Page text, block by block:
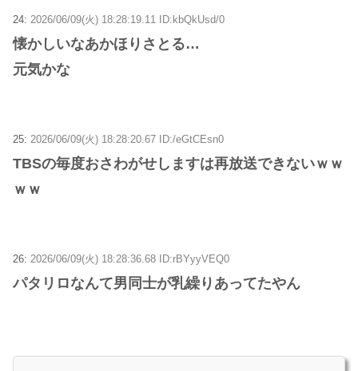
24: 2026/06/09(火) 18:28:19.11 ID:kbQkUsd/0
懐かしいなあかほりさとる…
元気かな
25: 2026/06/09(火) 18:28:20.67 ID:/eGtCEsn0
TBSの毎度おさわがせしますは再放送できないｗｗ
ｗｗ
26: 2026/06/09(火) 18:28:36.68 ID:rBYyyVEQ0
パタリロなんて男同士が乳繰りあってたやん